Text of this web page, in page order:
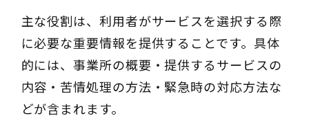
主な役割は、利用者がサービスを選択する際
に必要な重要情報を提供することです。具体
的には、事業所の概要・提供するサービスの
内容・苦情処理の方法・緊急時の対応方法な
どが含まれます。